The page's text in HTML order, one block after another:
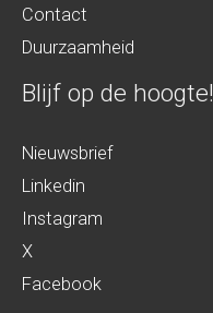
Contact
Duurzaamheid
Blijf op de hoogte!
Nieuwsbrief
Linkedin
Instagram
X
Facebook